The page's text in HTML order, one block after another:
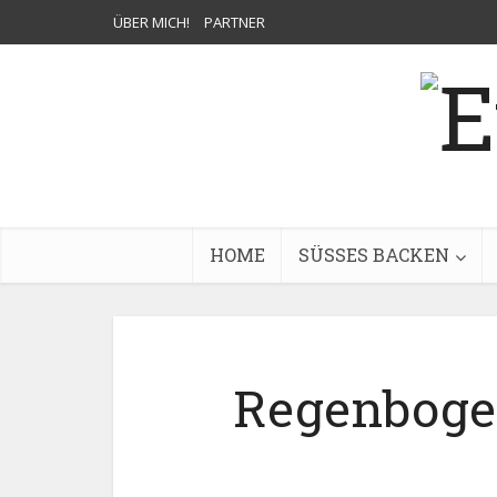
ÜBER MICH! PARTNER
HOME SÜSSES BACKEN